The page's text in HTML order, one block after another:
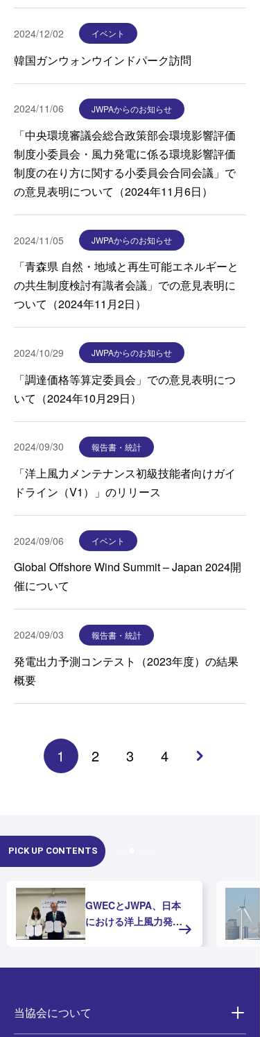
2024/12/02 イベント
韓国ガンウォンウインドパーク訪問
2024/11/06 JWPAからのお知らせ
「中央環境審議会総合政策部会環境影響評価
制度小委員会・風力発電に係る環境影響評価
制度の在り方に関する小委員会合同会議」で
の意見表明について（2024年11月6日）
2024/11/05 JWPAからのお知らせ
「青森県 自然・地域と再生可能エネルギーと
の共生制度検討有識者会議」での意見表明に
ついて（2024年11月2日）
2024/10/29 JWPAからのお知らせ
「調達価格等算定委員会」での意見表明につ
いて（2024年10月29日）
2024/09/30 報告書・統計
「洋上風力メンテナンス初級技能者向けガイ
ドライン（V1）」のリリース
2024/09/06 イベント
Global Offshore Wind Summit – Japan 2024開
催について
2024/09/03 報告書・統計
発電出力予測コンテスト（2023年度）の結果
概要
1 2 3 4
PICK UP CONTENTS
GWECとJWPA、日本
における洋上風力発電
当協会について